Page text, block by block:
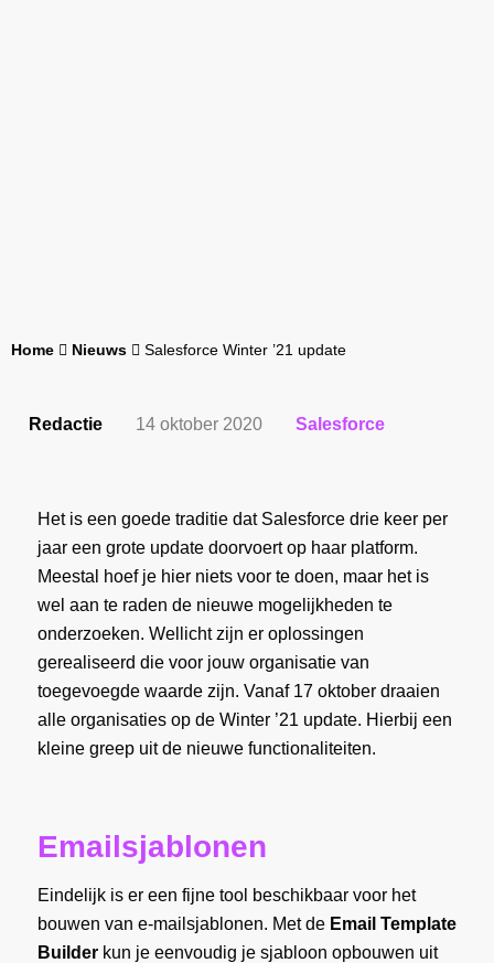
Home Nieuws Salesforce Winter ’21 update
Redactie 14 oktober 2020 Salesforce
Het is een goede traditie dat Salesforce drie keer per
jaar een grote update doorvoert op haar platform.
Meestal hoef je hier niets voor te doen, maar het is
wel aan te raden de nieuwe mogelijkheden te
onderzoeken. Wellicht zijn er oplossingen
gerealiseerd die voor jouw organisatie van
toegevoegde waarde zijn. Vanaf 17 oktober draaien
alle organisaties op de Winter ’21 update. Hierbij een
kleine greep uit de nieuwe functionaliteiten.
Emailsjablonen
Eindelijk is er een fijne tool beschikbaar voor het
bouwen van e-mailsjablonen. Met de Email Template
Builder kun je eenvoudig je sjabloon opbouwen uit